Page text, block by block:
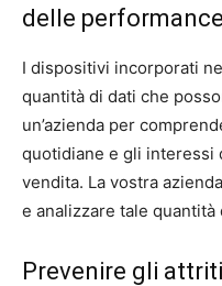
delle performance
I dispositivi incorporati
quantità di dati che
un’azienda per
quotidiane e gli interessi
vendita. La vostra
e analizzare tale quantità
Prevenire gli